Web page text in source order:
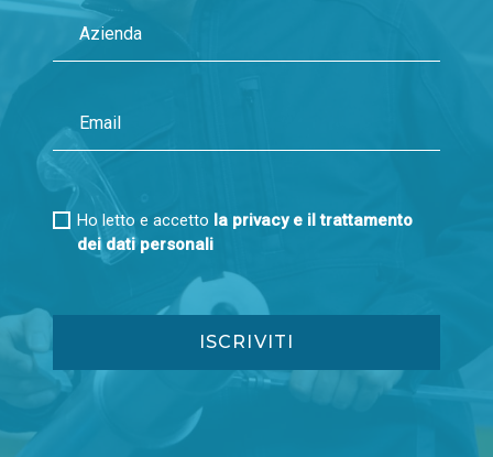
Ho letto e accetto la privacy e il trattamento
dei dati personali